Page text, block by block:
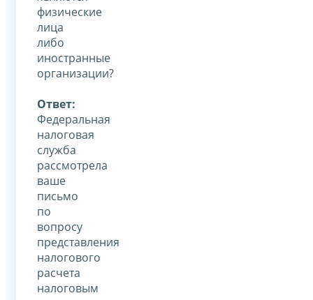
физические
лица
либо
иностранные
организации?
Ответ:
Федеральная
налоговая
служба
рассмотрела
ваше
письмо
по
вопросу
представления
налогового
расчета
налоговым